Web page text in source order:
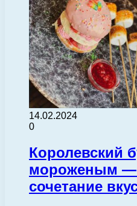
14.02.2024
0
Королевский
мороженым —
сочетание